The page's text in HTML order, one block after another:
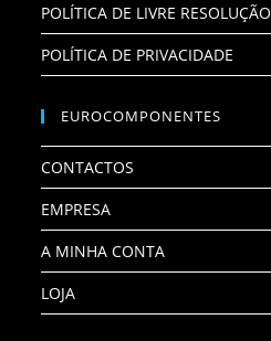
POLÍTICA DE LIVRE RESOLUÇÃO
POLÍTICA DE PRIVACIDADE
EUROCOMPONENTES
CONTACTOS
EMPRESA
A MINHA CONTA
LOJA